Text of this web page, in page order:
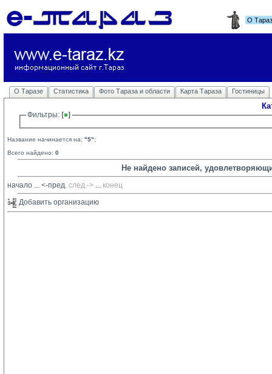
О
О Таразе Статистика Фото Тараза и области Карта Тараза Гостиницы
Фильтры:
Название начинается на: "5";
Всего найдено: 0
Не найдено записей,
начало ... <-пред. след.-> ... конец
Добавить организацию